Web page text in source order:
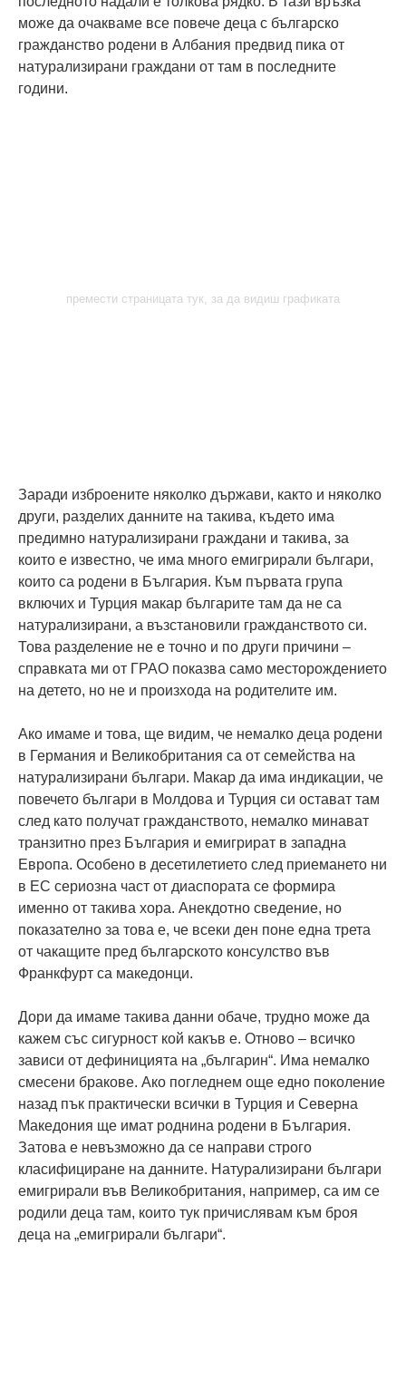
премести страницата тук, за да видиш графиката
може да очакваме все повече деца с българско
гражданство родени в Албания предвид пика от
натурализирани граждани от там в последните
години.
Заради изброените няколко държави, както и няколко
други, разделих данните на такива, където има
предимно натурализирани граждани и такива, за
които е известно, че има много емигрирали българи,
които са родени в България. Към първата група
включих и Турция макар българите там да не са
натурализирани, а възстановили гражданството си.
Това разделение не е точно и по други причини –
справката ми от ГРАО показва само месторождението
на детето, но не и произхода на родителите им.
Ако имаме и това, ще видим, че немалко деца родени
в Германия и Великобритания са от семейства на
натурализирани българи. Макар да има индикации, че
повечето българи в Молдова и Турция си остават там
след като получат гражданството, немалко минават
транзитно през България и емигрират в западна
Европа. Особено в десетилетието след приемането ни
в ЕС сериозна част от диаспората се формира
именно от такива хора. Анекдотно сведение, но
показателно за това е, че всеки ден поне една трета
от чакащите пред българското консулство във
Франкфурт са македонци.
Дори да имаме такива данни обаче, трудно може да
кажем със сигурност кой какъв е. Отново – всичко
зависи от дефиницията на „българин“. Има немалко
смесени бракове. Ако погледнем още едно поколение
назад пък практически всички в Турция и Северна
Македония ще имат роднина родени в България.
Затова е невъзможно да се направи строго
класифициране на данните. Натурализирани българи
емигрирали във Великобритания, например, са им се
родили деца там, които тук причислявам към броя
деца на „емигрирали българи“.